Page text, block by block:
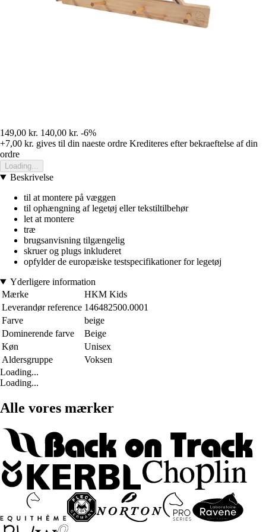
149,00 kr. 140,00 kr. -6%
+7,00 kr. gives til din naeste ordre Krediteres efter bekraeftelse af din
ordre
Loading...
Beskrivelse
til at montere på væggen
til ophængning af legetøj eller tekstiltilbehør
let at montere
træ
brugsanvisning tilgængelig
skruer og plugs inkluderet
opfylder de europæiske testspecifikationer for legetøj
Yderligere information
Mærke
HKM Kids
Leverandør reference 146482500.0001
Farve
beige
Dominerende farve
Beige
Køn
Unisex
Aldersgruppe
Voksen
Loading...
Loading...
Alle vores mærker